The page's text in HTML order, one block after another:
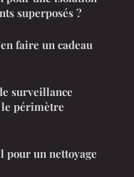
superposés ?
faire un cadeau
surveillance
périmètre
un nettoyage